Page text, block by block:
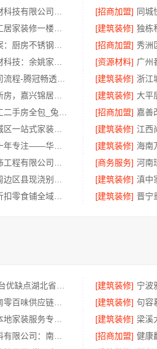
[招商加盟]
[建筑装修]
[招商加盟]
[资源材料]
[建筑装修]
[建筑装修]
[招商加盟]
[建筑装修]
[建筑装修]
[商务服务]
[建筑装修]
[建筑装修]
[建筑装修]
[建筑装修]
[建筑装修]
[招商加盟]